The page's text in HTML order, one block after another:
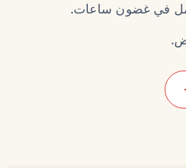
في غضون ساعات.